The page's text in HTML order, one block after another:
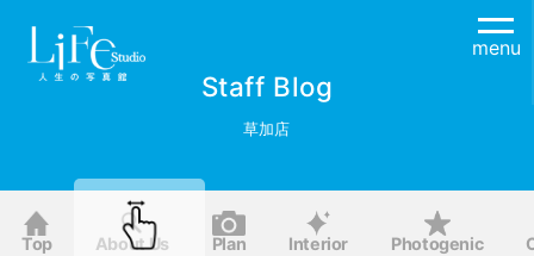
menu
Staff Blog
草加店
Top About Us Plan Interior Photogenic